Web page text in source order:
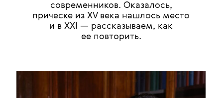
современников. Оказалось,
прическе из XV века нашлось место
и в XXI — рассказываем, как
ее повторить.